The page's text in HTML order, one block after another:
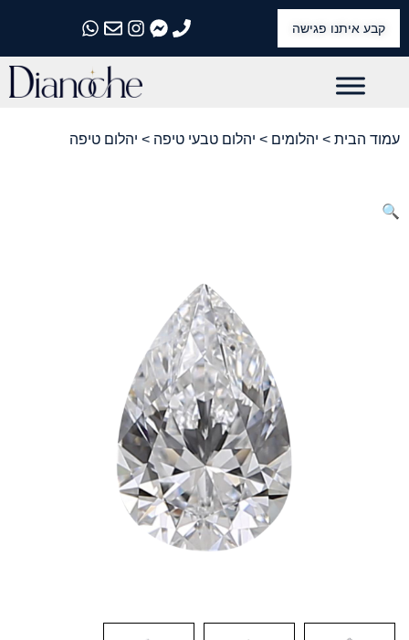
קבע איתנו פגישה
התקשרו אלינו
התקשרו אלינו
התקשרו אלינו
התקשרו אלינו
התקשרו אלינו
עמוד הבית > יהלומים > יהלום טבעי טיפה > יהלום טיפה
🔍